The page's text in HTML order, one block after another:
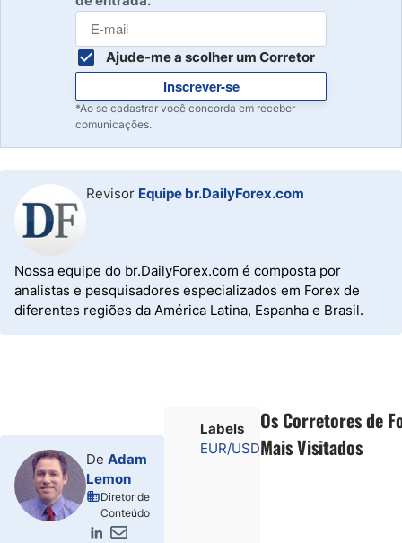
Ajude-me a scolher um Corretor
Inscrever-se
*Ao se cadastrar você concorda em receber
comunicações.
Revisor Equipe br.DailyForex.com
Nossa equipe do br.DailyForex.com é composta por
analistas e pesquisadores especializados em Forex de
diferentes regiões da América Latina, Espanha e Brasil.
De Adam
Lemon
Diretor de
Conteúdo
Labels
EUR/USD
Os Corretores de
Mais Visitados